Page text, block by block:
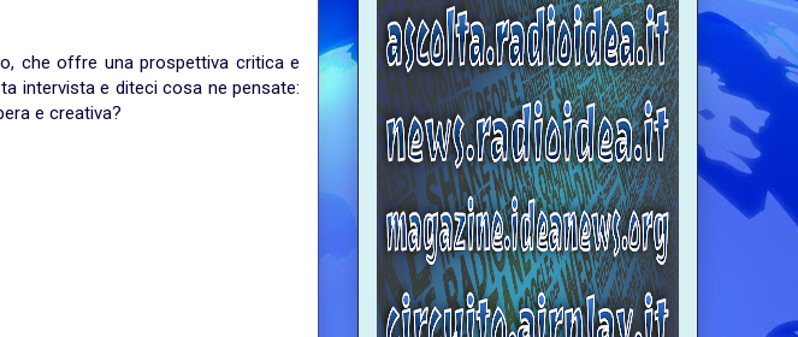
che offre una prospettiva critica e
intervista e diteci cosa ne pensate:
e creativa?